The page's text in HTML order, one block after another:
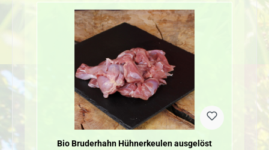
Bio Bruderhahn Hühnerkeulen ausgelöst